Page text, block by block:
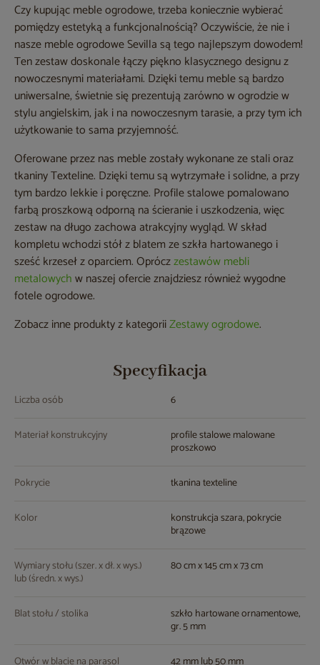
Czy kupując meble ogrodowe, trzeba koniecznie wybierać
pomiędzy estetyką a funkcjonalnością? Oczywiście, że nie i
nasze meble ogrodowe Sevilla są tego najlepszym dowodem!
Ten zestaw doskonale łączy piękno klasycznego designu z
nowoczesnymi materiałami. Dzięki temu meble są bardzo
uniwersalne, świetnie się prezentują zarówno w ogrodzie w
stylu angielskim, jak i na nowoczesnym tarasie, a przy tym ich
użytkowanie to sama przyjemność.
Oferowane przez nas meble zostały wykonane ze stali oraz
tkaniny Texteline. Dzięki temu są wytrzymałe i solidne, a przy
tym bardzo lekkie i poręczne. Profile stalowe pomalowano
farbą proszkową odporną na ścieranie i uszkodzenia, więc
zestaw na długo zachowa atrakcyjny wygląd. W skład
kompletu wchodzi stół z blatem ze szkła hartowanego i
sześć krzeseł z oparciem. Opróczzestawów mebli
metalowychw naszej ofercie znajdziesz również wygodne
fotele ogrodowe.
Zobacz inne produkty z kategoriiZestawy ogrodowe.
Specyfikacja
Liczba osób 6
Materiał konstrukcyjny profile stalowe malowane
proszkowo
Pokrycie tkanina texteline
Kolor konstrukcja szara, pokrycie
brązowe
Wymiary stołu (szer. x dł. x wys.)
lub (średn. x wys.)
80 cm x 145 cm x 73 cm
Blat stołu / stolika szkło hartowane ornamentowe,
gr. 5 mm